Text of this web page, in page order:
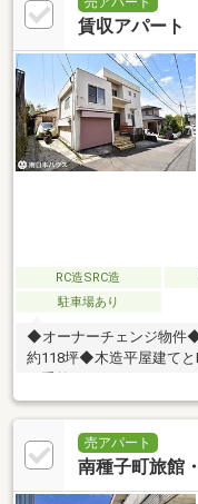
賃収アパート
RC造SRC造
駐車場あり
◆オーナーチェンジ物件
約118坪◆木造平屋建て
売アパート
南種子町旅館